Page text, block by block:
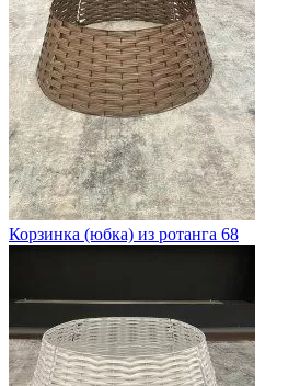
Корзинка (юбка) из ротанга 68